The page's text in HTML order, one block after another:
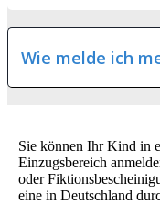
Wie melde ich
Sie können Ihr Kind in
Einzugsbereich
oder
eine in Deutschland